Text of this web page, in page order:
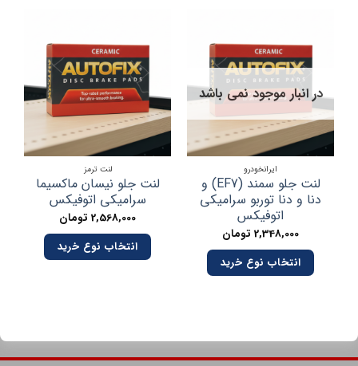
در انبار موجود نمی باشد
ایرانخودرو
لنت جلو سمند (EF7) و
دنا و دنا توربو سرامیکی
اتوفیکس
2,348,000تومان
انتخاب نوع خرید
لنت ترمز
لنت جلو نیسان ماکسیما
سرامیکی اتوفیکس
2,568,000 تومان
انتخاب نوع خرید